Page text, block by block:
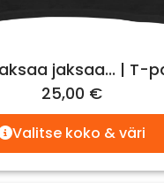
jaksaa... | T-
25,00 €
Valitse koko & väri